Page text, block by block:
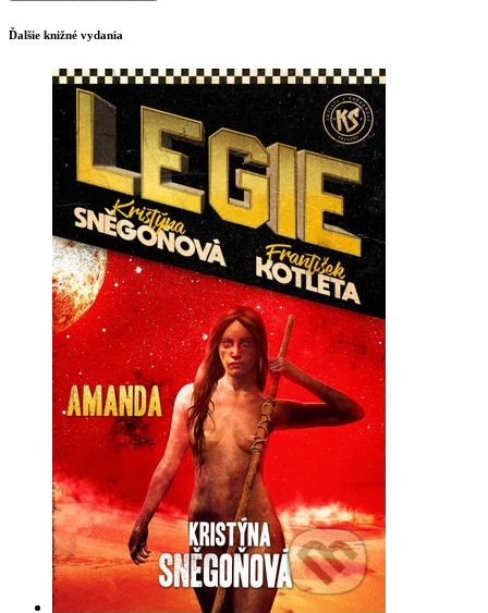
Ďalšie knižné vydania